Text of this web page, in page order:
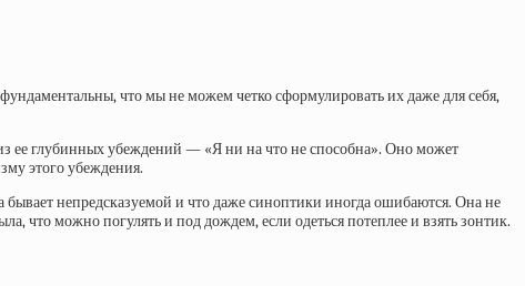
что мы не можем четко сформулировать их даже для себя,
из ее глубинных убеждений — «Я ни на что не способна». Оно может
этого убеждения.
непредсказуемой и что даже синоптики иногда ошибаются. Она не
что можно погулять и под дождем, если одеться потеплее и взять зонтик.